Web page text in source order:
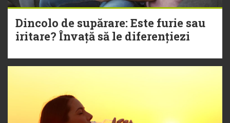
Dincolo de supărare: Este furie sau
iritare? Învață să le diferențiezi